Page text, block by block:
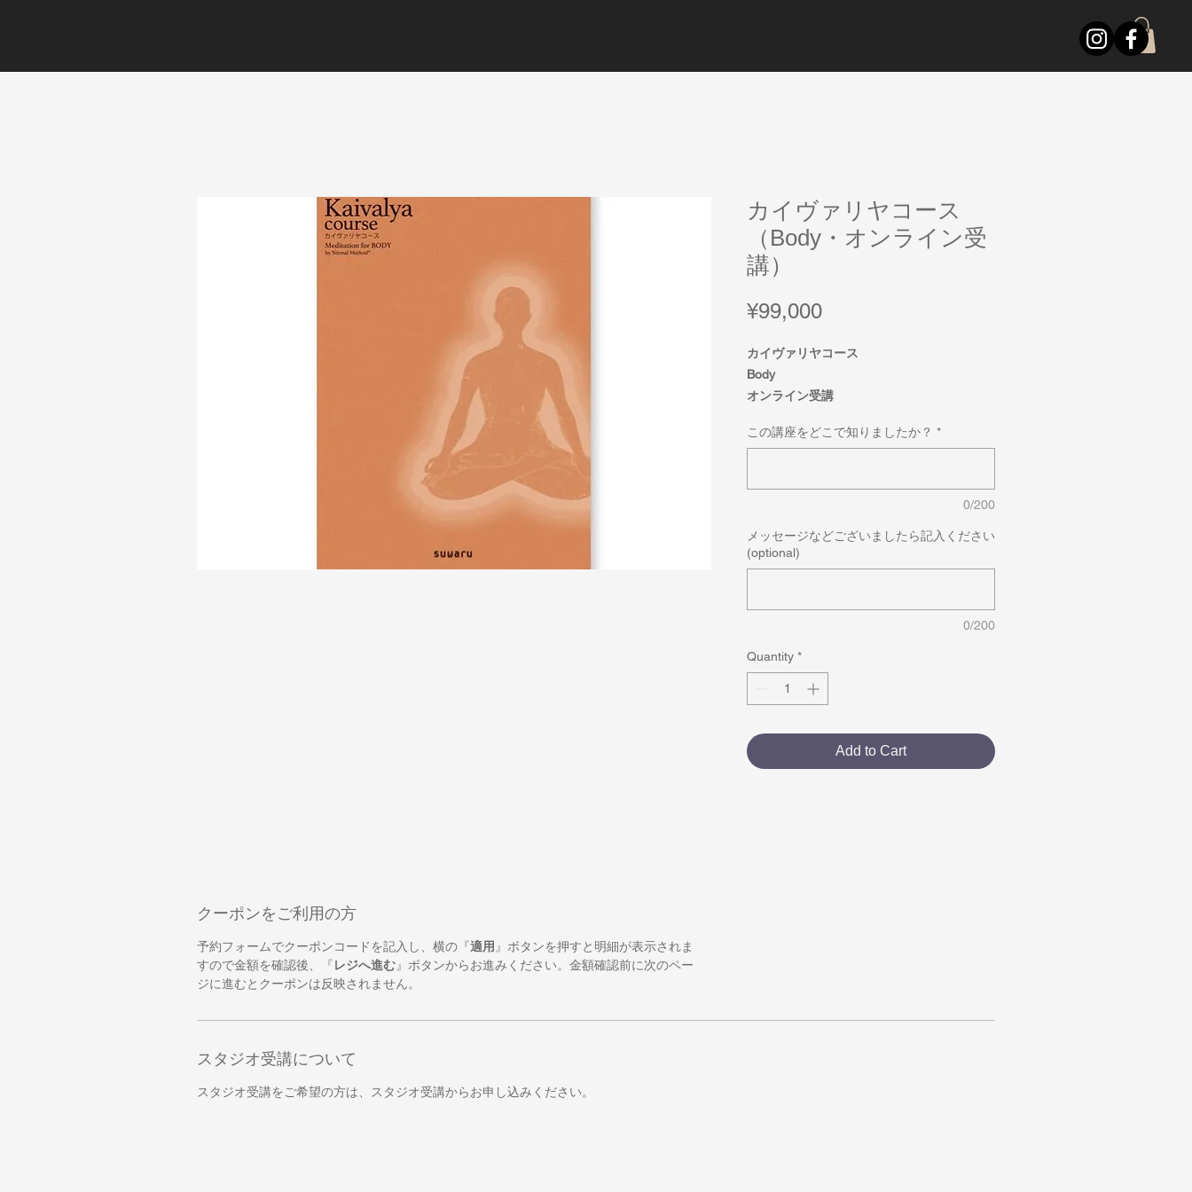
カイヴァリヤコース
（Body・オンライン受
講）
¥99,000Price
カイヴァリヤコース
Body
オンライン受講
この講座をどこで知りましたか？ *
0/200
メッセージなどございましたら記入ください
(optional)
0/200
Quantity *
Add to Cart
クーポンをご利用の方
予約フォームでクーポンコードを記入し、横の『適用 』ボタンを押すと明細が表示されま
すので金額を確認後、『レジへ進む 』ボタンからお進みください。金額確認前に次のペー
ジに進むとクーポンは反映されません。
スタジオ受講について
スタジオ受講をご希望の方は、スタジオ受講からお申し込みください。